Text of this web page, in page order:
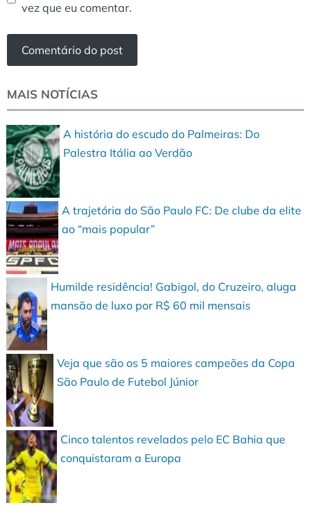
vez que eu comentar.
MAIS NOTÍCIAS
A história do escudo do Palmeiras: Do
Palestra Itália ao Verdão
A trajetória do São Paulo FC: De clube da elite
ao “mais popular”
Humilde residência! Gabigol, do Cruzeiro, aluga
mansão de luxo por R$ 60 mil mensais
Veja que são os 5 maiores campeões da Copa
São Paulo de Futebol Júnior
Cinco talentos revelados pelo EC Bahia que
conquistaram a Europa